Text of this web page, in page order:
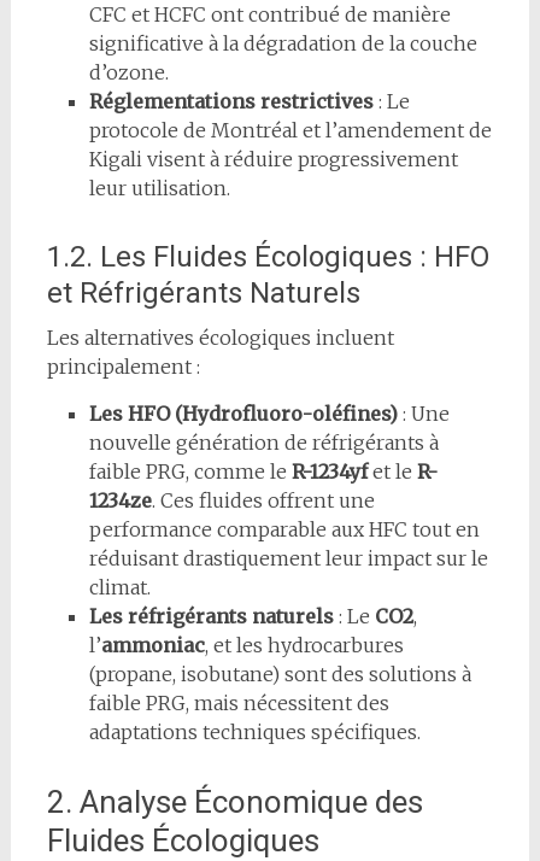
CFC et HCFC ont contribué de manière
significative à la dégradation de la couche
d’ozone.
Réglementations restrictives: Le
protocole de Montréal et l’amendement de
Kigali visent à réduire progressivement
leur utilisation.
1.2. Les Fluides Écologiques : HFO
et Réfrigérants Naturels
Les alternatives écologiques incluent
principalement :
Les HFO (Hydrofluoro-oléfines): Une
nouvelle génération de réfrigérants à
faible PRG, comme le R-1234yfet le R-
1234ze. Ces fluides offrent une
performance comparable aux HFC tout en
réduisant drastiquement leur impact sur le
climat.
Les réfrigérants naturels: Le CO2,
l’ammoniac, et les hydrocarbures
(propane, isobutane) sont des solutions à
faible PRG, mais nécessitent des
adaptations techniques spécifiques.
2. Analyse Économique des
Fluides Écologiques